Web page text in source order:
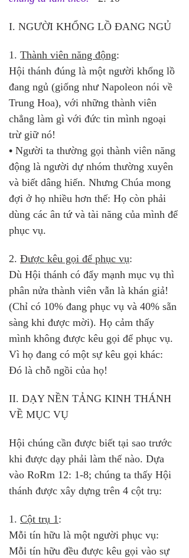
I. NGƯỜI KHỔNG LỒ ĐANG NGỦ
1. Thành viên năng động:
Hội thánh đúng là một người khổng lồ
đang ngủ (giống như Napoleon nói về
Trung Hoa), với những thành viên
chẳng làm gì với đức tin mình ngoại
trừ giữ nó!
• Người ta thường gọi thành viên năng
động là người dự nhóm thường xuyên
và biết dâng hiến. Nhưng Chúa mong
đợi ở họ nhiều hơn thế: Họ còn phải
dùng các ân tứ và tài năng của mình để
phục vụ.
2. Được kêu gọi để phục vụ:
Dù Hội thánh có đẩy mạnh mục vụ thì
phân nửa thành viên vẫn là khán giả!
(Chỉ có 10% đang phục vụ và 40% sẵn
sàng khi được mời). Họ cảm thấy
mình không được kêu gọi để phục vụ.
Vì họ đang có một sự kêu gọi khác:
Đó là chỗ ngồi của họ!
II. DẠY NỀN TẢNG KINH THÁNH
VỀ MỤC VỤ
Hội chúng cần được biết tại sao trước
khi được dạy phải làm thế nào. Dựa
vào RoRm 12: 1-8; chúng ta thấy Hội
thánh được xây dựng trên 4 cột trụ:
1. Cột trụ 1:
Mỗi tín hữu là một người phục vụ:
Mỗi tín hữu đều được kêu gọi vào sự